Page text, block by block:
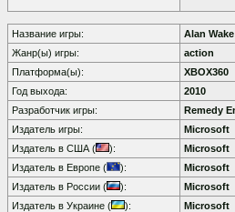
Название игры:
Alan
Жанр(ы) игры:
action
Платформа(ы):
XBOX360
Год выхода:
2010
Разработчик игры:
Remedy
Издатель игры:
Microsoft
Издатель в США (
):
Microsoft
Издатель в Европе (
):
Microsoft
Издатель в России (
):
Microsoft
Издатель в Украине (
):
Microsoft